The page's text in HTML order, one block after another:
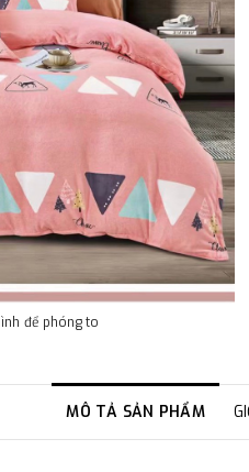
để phóng to
MÔ TẢ SẢN PHẨM